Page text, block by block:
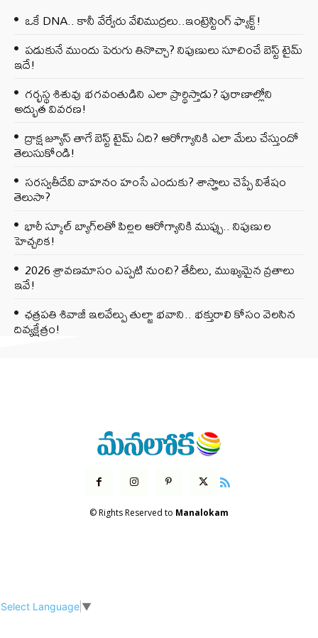
ఒకే DNA.. కానీ వేర్వేరు వేలిముద్రలు..ఇంట్రెస్టింగ్ ఫ్యాక్ట్!
పడుకునే ముందు పెరుగు తినొచ్చా? నిపుణులు సూచించే బెస్ట్ టైమ్
ఇదే!
గర్భస్థ శిశువు భగవంతుడిని ఎలా ప్రార్థిస్తాడు? పురాణాల్లోని
అద్భుత వివరణ!
ద్రాక్ష జ్యూస్ తాగే బెస్ట్ టైమ్ ఏది? ఆరోగ్యానికి ఎలా మేలు చేస్తుందో
తెలుసుకోండి!
సరస్వతీదేవి వాహనం హంసే ఎందుకు? శాస్త్రాలు చెప్పే విశేషం
తెలుసా?
భారీ స్కూల్ బ్యాగ్‌లతో పిల్లల ఆరోగ్యానికి ముప్పు.. నిపుణుల
హెచ్చరిక!
2026 శ్రావణమాసం ఎప్పటి నుంచి? తేదీలు, ముఖ్యమైన వ్రతాలు
ఇవే!
ఛత్రపతి శివాజీ ఇలవేల్పు తుల్జా భవాని.. భక్తురాలి కోసం వెలసిన
దివ్యక్షేత్రం!
© Rights Reserved to Manalokam
Select Language ▼